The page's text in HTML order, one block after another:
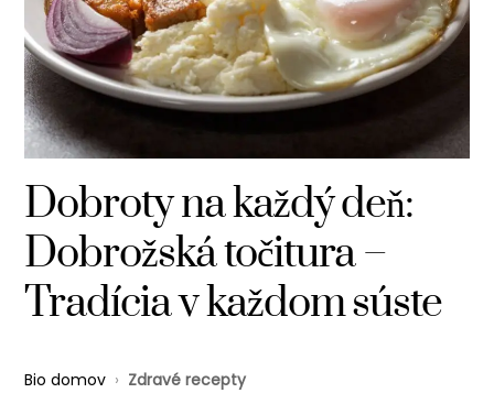
Dobroty na každý deň:
Dobrožská točitura –
Tradícia v každom súste
Bio domov › Zdravé recepty